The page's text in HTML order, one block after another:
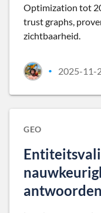
Optimization tot
trust graphs,
zichtbaarheid.
• 2025-11-
GEO